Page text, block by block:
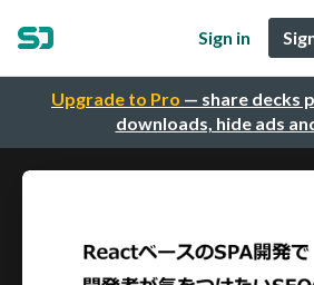
Upgrade to Pro — share decks
downloads, hide ads
Sign in